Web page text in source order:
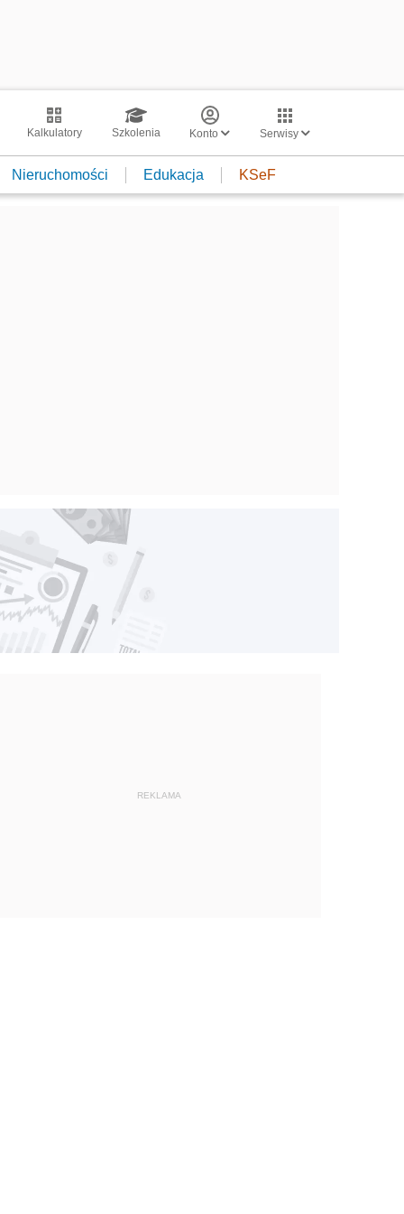
Kalkulatory Szkolenia Konto Serwisy
Nieruchomości Edukacja KSeF
REKLAMA